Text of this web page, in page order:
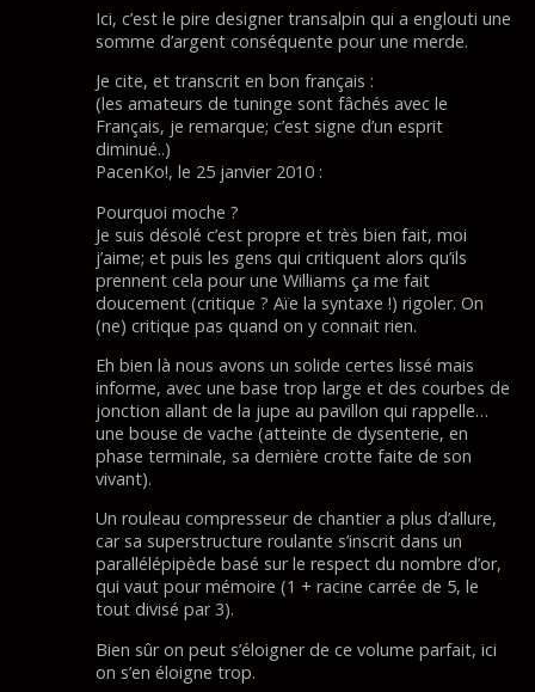
Ici, c’est le pire designer transalpin qui a englouti une
somme d’argent conséquente pour une merde.
Je cite, et transcrit en bon français :
(les amateurs de tuninge sont fâchés avec le
Français, je remarque; c’est signe d’un esprit
diminué..)
PacenKo!, le 25 janvier 2010 :
Pourquoi moche ?
Je suis désolé c’est propre et très bien fait, moi
j’aime; et puis les gens qui critiquent alors qu’ils
prennent cela pour une Williams ça me fait
doucement (critique ? Aïe la syntaxe !) rigoler. On
(ne) critique pas quand on y connait rien.
Eh bien là nous avons un solide certes lissé mais
informe, avec une base trop large et des courbes de
jonction allant de la jupe au pavillon qui rappelle…
une bouse de vache (atteinte de dysenterie, en
phase terminale, sa dernière crotte faite de son
vivant).
Un rouleau compresseur de chantier a plus d’allure,
car sa superstructure roulante s’inscrit dans un
parallélépipède basé sur le respect du nombre d’or,
qui vaut pour mémoire (1 + racine carrée de 5, le
tout divisé par 3).
Bien sûr on peut s’éloigner de ce volume parfait, ici
on s’en éloigne trop.